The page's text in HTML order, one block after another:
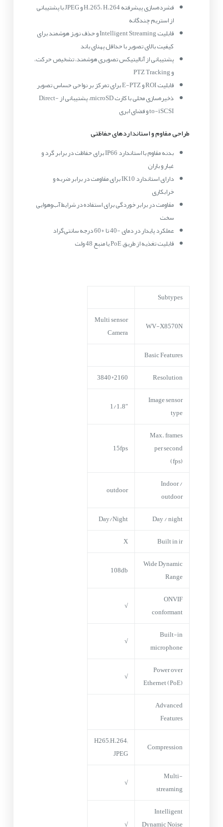
فشرده‌سازی پیشرفته H.265، H.264 و JPEG با پشتیبانی
از استریم چندگانه
قابلیت Intelligent Streaming و حذف نویز هوشمند برای
کیفیت بالای تصویر با حداقل پهنای باند
پشتیبانی از آنالیتیکس تصویری هوشمند، تشخیص حرکت،
و PTZ Tracking
قابلیت ROI و E-PTZ برای تمرکز بر نواحی حساس تصویر
ذخیره‌سازی محلی با کارت microSD، پشتیبانی از Direct-
to-iSCSI و فضای ابری
طراحی مقاوم و استانداردهای حفاظتی
بدنه مقاوم با استاندارد IP66 برای حفاظت در برابر گرد و
غبار و باران
دارای استاندارد IK10 برای مقاومت در برابر ضربه و
خرابکاری
مقاومت در برابر خوردگی برای استفاده در شرایط آب‌وهوایی
سخت
عملکرد پایدار در دمای -40 تا +60 درجه سانتی‌گراد
قابلیت تغذیه از طریق PoE یا منبع 48 ولت
Subtypes
WV-X8570N
Multi sensor
Camera
Basic Features
Resolution
2160*3840
Image sensor
type
1/1.8″
Max. frames
per second
(fps)
15fps
Indoor /
outdoor
outdoor
Day / night
Day/Night
Built in ir
X
Wide Dynamic
Range
108db
ONVIF
conformant
√
Built-in
microphone
√
Power over
Ethernet (PoE)
√
Advanced
Features
Compression
H265;H.264;
JPEG
Multi-
streaming
√
Intelligent